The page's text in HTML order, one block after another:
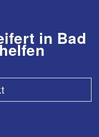
in Bad